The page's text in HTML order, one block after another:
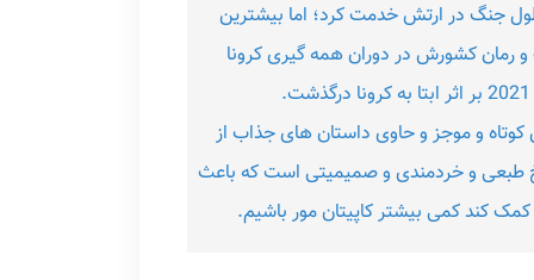
و در تمام طول جنگ در ارتش خدمت کرد؛ اما بیشترین
بهداشت و رمان کشورش در دوران همه گیری کرونا
و موجز و حاوی داستان های جذاب از
طبعی و خردمندی و صمیمیتی است که باعث
کند کمی بیشتر کاپیتان مور باشیم.